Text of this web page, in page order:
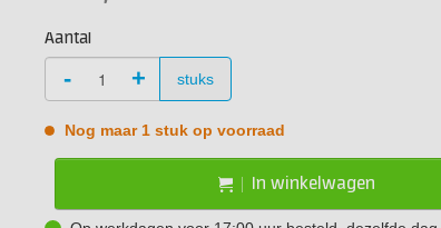
Aantal
- + stuks
Nog maar 1 stuk op voorraad
In winkelwagen